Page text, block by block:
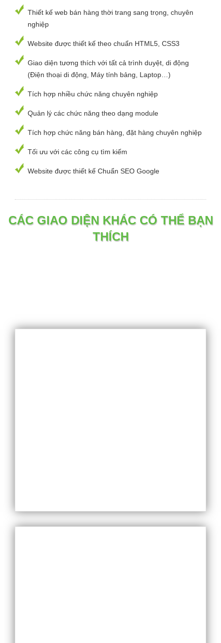
Thiết kế web bán hàng thời trang sang trọng, chuyên
nghiệp
Website được thiết kế theo chuẩn HTML5, CSS3
Giao diện tương thích với tất cả trình duyệt, di động
(Điện thoại di động, Máy tính bảng, Laptop…)
Tích hợp nhiều chức năng chuyên nghiệp
Quản lý các chức năng theo dạng module
Tích hợp chức năng bán hàng, đặt hàng chuyên nghiệp
Tối ưu với các công cụ tìm kiếm
Website được thiết kế Chuẩn SEO Google
CÁC GIAO DIỆN KHÁC CÓ THỂ BẠN
THÍCH